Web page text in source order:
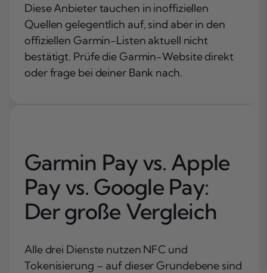
Diese Anbieter tauchen in inoffiziellen
Quellen gelegentlich auf, sind aber in den
offiziellen Garmin-Listen aktuell nicht
bestätigt. Prüfe die Garmin-Website direkt
oder frage bei deiner Bank nach.
Garmin Pay vs. Apple
Pay vs. Google Pay:
Der große Vergleich
Alle drei Dienste nutzen NFC und
Tokenisierung – auf dieser Grundebene sind